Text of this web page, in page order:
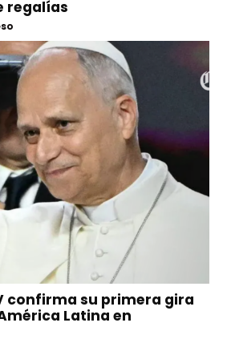
regalías
confirma su primera gira
Latina en